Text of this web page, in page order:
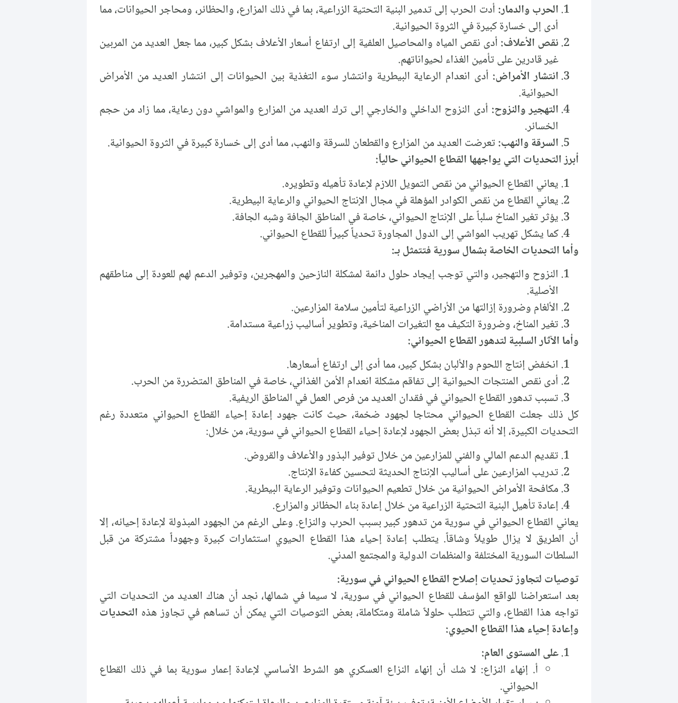
الحرب والدمار:أدت الحرب إلى تدمير البنية التحتية الزراعية، بما في ذلك المزارع، والحظائر، ومحاجر الحيوانات، مما
أدى إلى خسارة كبيرة في الثروة الحيوانية.
نقص الأعلاف:أدى نقص المياه والمحاصيل العلفية إلى ارتفاع أسعار الأعلاف بشكل كبير، مما جعل العديد من المربين
غير قادرين على تأمين الغذاء لحيواناتهم.
انتشار الأمراض: أدى انعدام الرعاية البيطرية وانتشار سوء التغذية بين الحيوانات إلى انتشار العديد من الأمراض
الحيوانية.
التهجير والنزوح: أدى النزوح الداخلي والخارجي إلى ترك العديد من المزارع والمواشي دون رعاية، مما زاد من حجم
الخسائر.
السرقة والنهب:تعرضت العديد من المزارع والقطعان للسرقة والنهب، مما أدى إلى خسارة كبيرة في الثروة الحيوانية.
أبرز التحديات التي يواجهها القطاع الحيواني حالياً:
يعاني القطاع الحيواني من نقص التمويل اللازم لإعادة تأهيله وتطويره.
يعاني القطاع من نقص الكوادر المؤهلة في مجال الإنتاج الحيواني والرعاية البيطرية.
يؤثر تغير المناخ سلباً على الإنتاج الحيواني، خاصة في المناطق الجافة وشبه الجافة.
كما يشكل تهريب المواشي إلى الدول المجاورة تحدياً كبيراً للقطاع الحيواني.
وأما التحديات الخاصة بشمال سورية فتتمثل بـ:
النزوح والتهجير، والتي توجب إيجاد حلول دائمة لمشكلة النازحين والمهجرين، وتوفير الدعم لهم للعودة إلى مناطقهم
الأصلية.
الألغام وضرورة إزالتها من الأراضي الزراعية لتأمين سلامة المزارعين.
تغير المناخ، وضرورة التكيف مع التغيرات المناخية، وتطوير أساليب زراعية مستدامة.
وأما الآثار السلبية لتدهور القطاع الحيواني:
انخفض إنتاج اللحوم والألبان بشكل كبير، مما أدى إلى ارتفاع أسعارها.
أدى نقص المنتجات الحيوانية إلى تفاقم مشكلة انعدام الأمن الغذائي، خاصة في المناطق المتضررة من الحرب.
تسبب تدهور القطاع الحيواني في فقدان العديد من فرص العمل في المناطق الريفية.
كل ذلك جعلت القطاع الحيواني محتاجا لجهود ضخمة، حيث كانت جهود إعادة إحياء القطاع الحيواني متعددة رغم
التحديات الكبيرة، إلا أنه تبذل بعض الجهود لإعادة إحياء القطاع الحيواني في سورية، من خلال:
تقديم الدعم المالي والفني للمزارعين من خلال توفير البذور والأعلاف والقروض.
تدريب المزارعين على أساليب الإنتاج الحديثة لتحسين كفاءة الإنتاج.
مكافحة الأمراض الحيوانية من خلال تطعيم الحيوانات وتوفير الرعاية البيطرية.
إعادة تأهيل البنية التحتية الزراعية من خلال إعادة بناء الحظائر والمزارع.
يعاني القطاع الحيواني في سورية من تدهور كبير بسبب الحرب والنزاع. وعلى الرغم من الجهود المبذولة لإعادة إحيائه، إلا
أن الطريق لا يزال طويلاً وشاقاً. يتطلب إعادة إحياء هذا القطاع الحيوي استثمارات كبيرة وجهوداً مشتركة من قبل
السلطات السورية المختلفة والمنظمات الدولية والمجتمع المدني.
توصيات لتجاوز تحديات إصلاح القطاع الحيواني في سورية:
بعد استعراضنا للواقع المؤسف للقطاع الحيواني في سورية، لا سيما في شمالها، نجد أن هناك العديد من التحديات التي
تواجه هذا القطاع، والتي تتطلب حلولاً شاملة ومتكاملة، بعض التوصيات التي يمكن أن تساهم في تجاوز هذه التحديات
وإعادة إحياء هذا القطاع الحيوي:
على المستوى العام:
أ. إنهاء النزاع: لا شك أن إنهاء النزاع العسكري هو الشرط الأساسي لإعادة إعمار سورية بما في ذلك القطاع
الحيواني.